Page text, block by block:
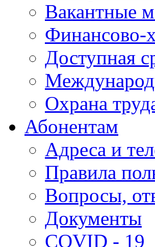
Вакантные
Финансово-
Доступная
Охрана
Абонентам
Адреса и
Правила
Вопросы,
Документы
COVID - 19